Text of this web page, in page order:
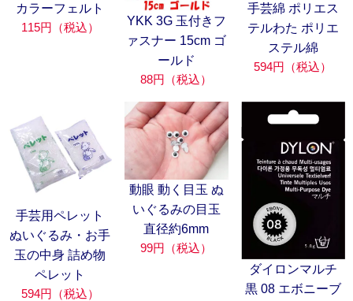
カラーフェルト
115円（税込）
YKK 3G 玉付きフ
ァスナー 15cm ゴ
ールド
88円（税込）
手芸綿 ポリエス
テルわた ポリエ
ステル綿
594円（税込）
手芸用ペレット
ぬいぐるみ・お手
玉の中身 詰め物
ペレット
594円（税込）
動眼 動く目玉 ぬ
いぐるみの目玉
直径約6mm
99円（税込）
ダイロンマルチ
黒 08 エボニーブ